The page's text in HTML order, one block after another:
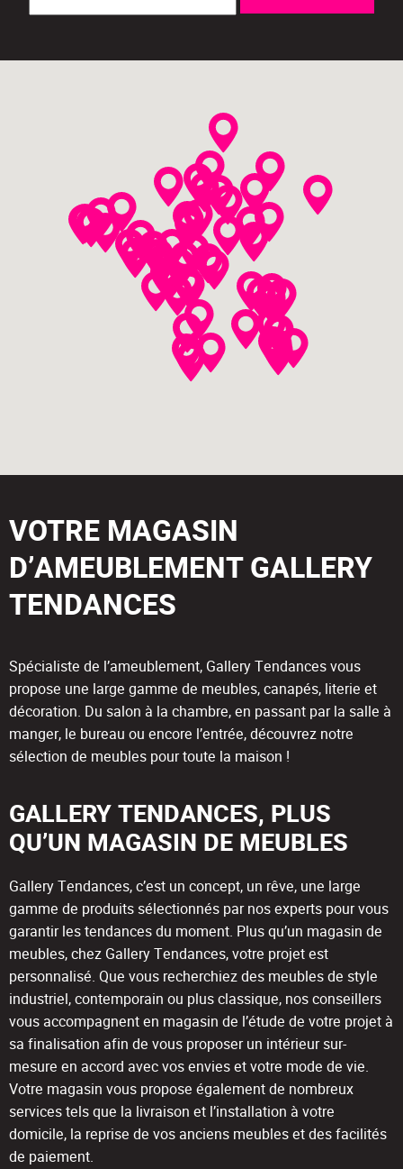
VOTRE MAGASIN
D’AMEUBLEMENT GALLERY
TENDANCES
Spécialiste de l’ameublement, Gallery Tendances vous
propose une large gamme de meubles, canapés, literie et
décoration. Du salon à la chambre, en passant par la salle à
manger, le bureau ou encore l’entrée, découvrez notre
sélection de meubles pour toute la maison !
GALLERY TENDANCES, PLUS
QU’UN MAGASIN DE MEUBLES
Gallery Tendances, c’est un concept, un rêve, une large
gamme de produits sélectionnés par nos experts pour vous
garantir les tendances du moment. Plus qu’un magasin de
meubles, chez Gallery Tendances, votre projet est
personnalisé. Que vous recherchiez des meubles de style
industriel, contemporain ou plus classique, nos conseillers
vous accompagnent en magasin de l’étude de votre projet à
sa finalisation afin de vous proposer un intérieur sur-
mesure en accord avec vos envies et votre mode de vie.
Votre magasin vous propose également de nombreux
services tels que la livraison et l’installation à votre
domicile, la reprise de vos anciens meubles et des facilités
de paiement.